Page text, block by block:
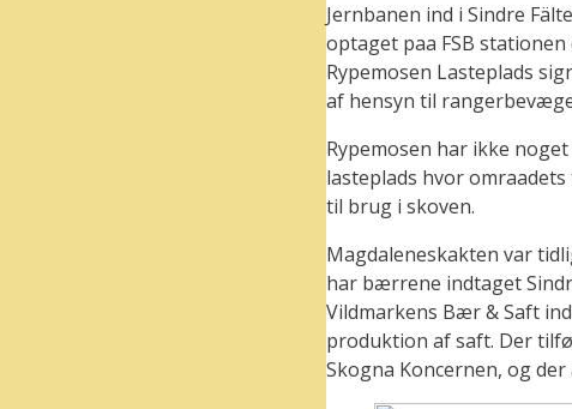
Jernbanen ind i Sindre
optaget paa FSB
Rypemosen Lasteplads
af hensyn til
Rypemosen har ikke
lasteplads hvor
til brug i skoven.
Magdaleneskakten var
har bærrene indtaget
Vildmarkens Bær & Saft
produktion af saft. Der
Skogna Koncernen, og